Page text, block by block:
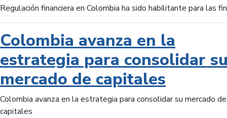
Regulación financiera en Colombia ha sido habilitante para las
Colombia avanza en la
estrategia para consolidar
mercado de capitales
Colombia avanza en la estrategia para consolidar su mercado de
capitales